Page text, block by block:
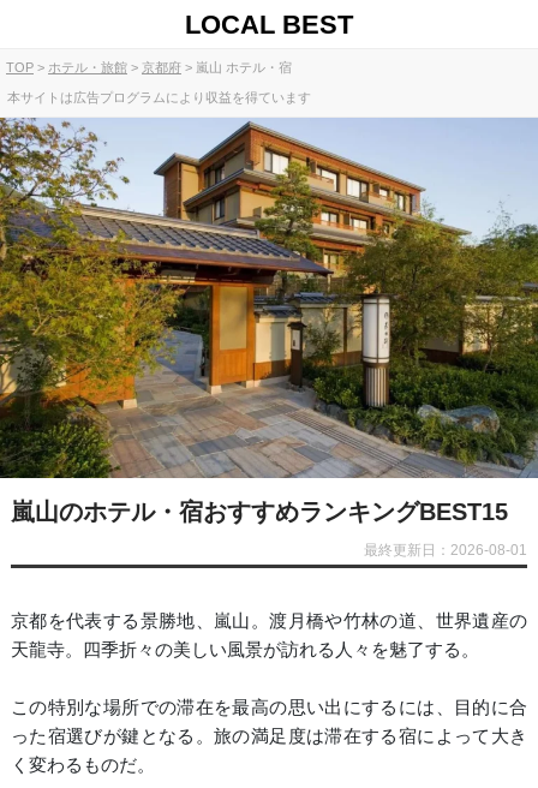
LOCAL BEST
TOP ホテル・旅館 京都府 嵐山 ホテル・宿
本サイトは広告プログラムにより収益を得ています
嵐山のホテル・宿おすすめランキングBEST15
最終更新日：2026-08-01
京都を代表する景勝地、嵐山。渡月橋や竹林の道、世界遺産の
天龍寺。四季折々の美しい風景が訪れる人々を魅了する。
この特別な場所での滞在を最高の思い出にするには、目的に合
った宿選びが鍵となる。旅の満足度は滞在する宿によって大き
く変わるものだ。